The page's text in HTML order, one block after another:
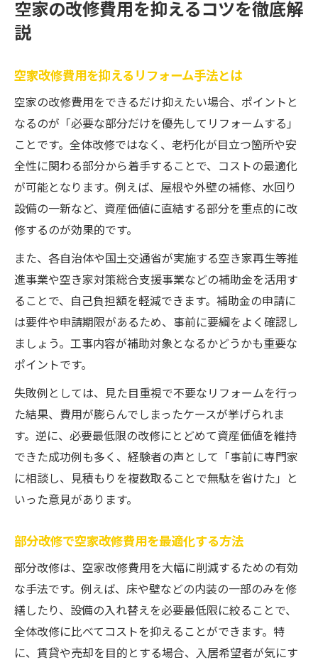
空家の改修費用を抑えるコツを徹底解
説
空家改修費用を抑えるリフォーム手法とは
空家の改修費用をできるだけ抑えたい場合、ポイントと
なるのが「必要な部分だけを優先してリフォームする」
ことです。全体改修ではなく、老朽化が目立つ箇所や安
全性に関わる部分から着手することで、コストの最適化
が可能となります。例えば、屋根や外壁の補修、水回り
設備の一新など、資産価値に直結する部分を重点的に改
修するのが効果的です。
また、各自治体や国土交通省が実施する空き家再生等推
進事業や空き家対策総合支援事業などの補助金を活用す
ることで、自己負担額を軽減できます。補助金の申請に
は要件や申請期限があるため、事前に要綱をよく確認し
ましょう。工事内容が補助対象となるかどうかも重要な
ポイントです。
失敗例としては、見た目重視で不要なリフォームを行っ
た結果、費用が膨らんでしまったケースが挙げられま
す。逆に、必要最低限の改修にとどめて資産価値を維持
できた成功例も多く、経験者の声として「事前に専門家
に相談し、見積もりを複数取ることで無駄を省けた」と
いった意見があります。
部分改修で空家改修費用を最適化する方法
部分改修は、空家改修費用を大幅に削減するための有効
な手法です。例えば、床や壁などの内装の一部のみを修
繕したり、設備の入れ替えを必要最低限に絞ることで、
全体改修に比べてコストを抑えることができます。特
に、賃貸や売却を目的とする場合、入居希望者が気にす